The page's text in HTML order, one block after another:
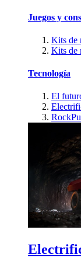
Juegos y
Kits de
Kits de
Tecnología
El